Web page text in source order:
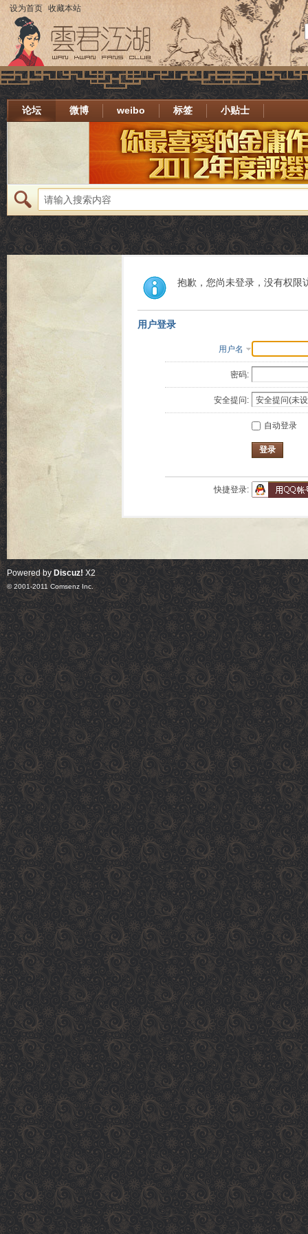
设为首页 收藏本站
论坛 微博 weibo 标签 小贴士
抱歉，您尚未登录，没有权限
用户登录
用户名
密码:
安全提问:
自动登录
登录
快捷登录:
Powered by Discuz! X2
© 2001-2011 Comsenz Inc.